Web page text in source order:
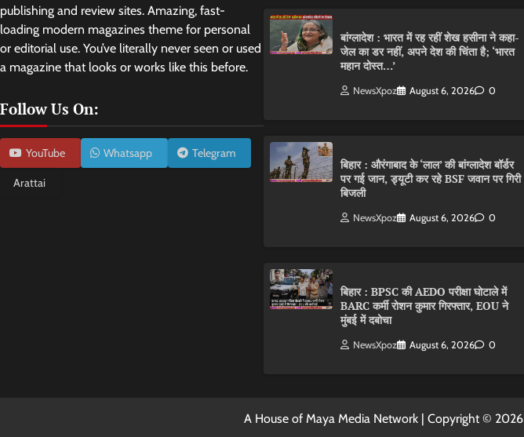
publishing and review sites. Amazing, fast-
loading modern magazines theme for personal
or editorial use. You’ve literally never seen or used
a magazine that looks or works like this before.
Follow Us On:
YouTube Whatsapp Telegram
Arattai
बांग्लादेश : भारत में रह रहीं शेख हसीना ने कहा-
जेल का डर नहीं, अपने देश की चिंता है; ‘भारत
महान दोस्त…’
NewsXpoz August 6, 2026 0
बिहार : औरंगाबाद के ‘लाल’ की बांग्लादेश बॉर्डर
पर गई जान, ड्यूटी कर रहे BSF जवान पर गिरी
बिजली
NewsXpoz August 6, 2026 0
बिहार : BPSC की AEDO परीक्षा घोटाले में
BARC कर्मी रोशन कुमार गिरफ्तार, EOU ने
मुंबई में दबोचा
NewsXpoz August 6, 2026 0
A House of Maya Media Network | Copyright © 2026